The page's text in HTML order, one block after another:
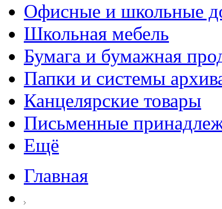
Офисные и школьные
Школьная мебель
Бумага и бумажная
Папки и системы
Канцелярские товары
Письменные
Ещё
Главная